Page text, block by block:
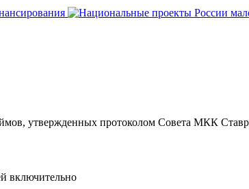
утвержденных протоколом Совета МКК
включительно